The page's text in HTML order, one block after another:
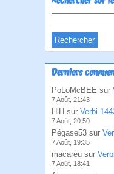
Derniers
PoLoMcBEE sur
7 Août, 21:43
HlH sur Verbi
7 Août, 20:50
Pégase53 sur
7 Août, 19:35
macareu sur
7 Août, 18:41